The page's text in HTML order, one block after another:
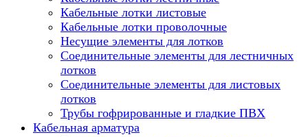
Кабельные лотки листовые
Кабельные лотки проволочные
Несущие элементы для лотков
Соединительные элементы для лестничных
лотков
Соединительные элементы для листовых
лотков
Трубы гофрированные и гладкие ПВХ
Кабельная арматура